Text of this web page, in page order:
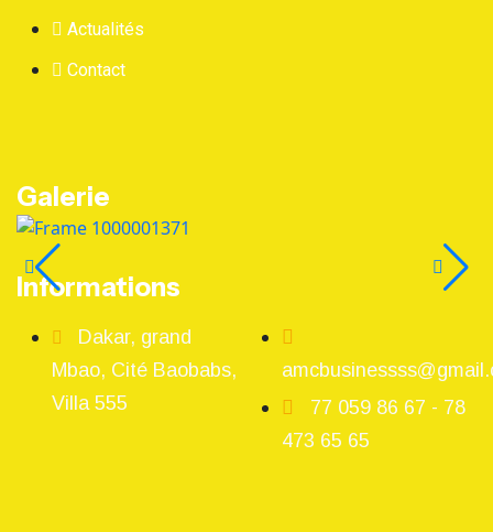
Actualités
Contact
Galerie
Informations
Dakar, grand
Mbao, Cité Baobabs,
Villa 555
77 059 86 67 - 78
473 65 65